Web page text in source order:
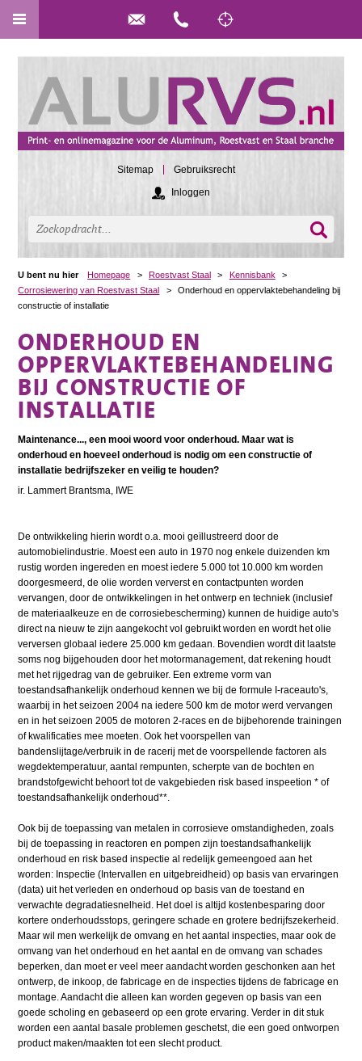
Sitemap
Gebruiksrecht
Inloggen
U bent nu hier Homepage > Roestvast Staal > Kennisbank
>
Corrosiewering van Roestvast Staal
>
Onderhoud en oppervlaktebehandeling bij
constructie of installatie
ONDERHOUD EN
OPPERVLAKTEBEHANDELING
BIJ CONSTRUCTIE OF
INSTALLATIE
Maintenance..., een mooi woord voor onderhoud. Maar wat is
onderhoud en hoeveel onderhoud is nodig om een constructie of
installatie bedrijfszeker en veilig te houden?
ir. Lammert Brantsma, IWE
De ontwikkeling hierin wordt o.a. mooi geïllustreerd door de
automobielindustrie. Moest een auto in 1970 nog enkele duizenden km
rustig worden ingereden en moest iedere 5.000 tot 10.000 km worden
doorgesmeerd, de olie worden ververst en contactpunten worden
vervangen, door de ontwikkelingen in het ontwerp en techniek (inclusief
de materiaalkeuze en de corrosiebescherming) kunnen de huidige auto's
direct na nieuw te zijn aangekocht vol gebruikt worden en wordt het olie
verversen globaal iedere 25.000 km gedaan. Bovendien wordt dit laatste
soms nog bijgehouden door het motormanagement, dat rekening houdt
met het rijgedrag van de gebruiker. Een extreme vorm van
toestandsafhankelijk onderhoud kennen we bij de formule I-raceauto's,
waarbij in het seizoen 2004 na iedere 500 km de motor werd vervangen
en in het seizoen 2005 de motoren 2-races en de bijbehorende trainingen
of kwalificaties mee moeten. Ook het voorspellen van
bandenslijtage/verbruik in de racerij met de voorspellende factoren als
wegdektemperatuur, aantal rempunten, scherpte van de bochten en
brandstofgewicht behoort tot de vakgebieden risk based inspeetion * of
toestandsafhankelijk onderhoud**.
Ook bij de toepassing van metalen in corrosieve omstandigheden, zoals
bij de toepassing in reactoren en pompen zijn toestandsafhankelijk
onderhoud en risk based inspectie al redelijk gemeengoed aan het
worden: Inspectie (Intervallen en uitgebreidheid) op basis van ervaringen
(data) uit het verleden en onderhoud op basis van de toestand en
verwachte degradatiesnelheid. Het doel is altijd kostenbesparing door
kortere onderhoudsstops, geringere schade en grotere bedrijfszekerheid.
Maar wil men werkelijk de omvang en het aantal inspecties, maar ook de
omvang van het onderhoud en het aantal en de omvang van schades
beperken, dan moet er veel meer aandacht worden geschonken aan het
ontwerp, de inkoop, de fabricage en de inspecties tijdens de fabricage en
montage. Aandacht die alleen kan worden gegeven op basis van een
goede scholing en gebaseerd op een grote ervaring. Verder in dit stuk
worden een aantal basale problemen geschetst, die een goed ontworpen
product maken/maakten tot een slecht product.